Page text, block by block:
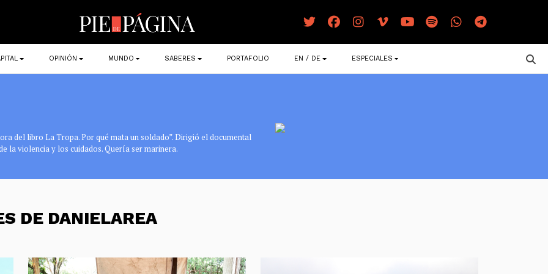
OPINIÓN MUNDO SABERES PORTAFOLIO EN / DE ESPECIALES
del libro La Tropa. Por qué mata un soldado”. Dirigió el documental
la violencia y los cuidados. Quería ser marinera.
DE DANIELAREA